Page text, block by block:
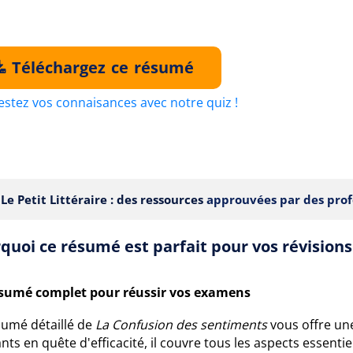
Téléchargez ce résumé
vos connaisances avec notre quiz !
Petit Littéraire : des ressources approuvées par des
ce résumé est parfait pour vos
complet pour réussir vos examens
détaillé de La Confusion des sentimentsvous offre
en quête d'efficacité, il couvre tous les aspects